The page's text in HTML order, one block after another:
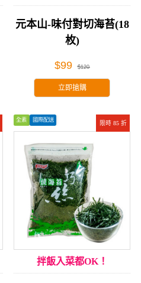
元本山-味付對切海苔(18
枚)
$99 $120
立即搶購
限時 85 折
全素 國際配送
拌飯入菜都OK！